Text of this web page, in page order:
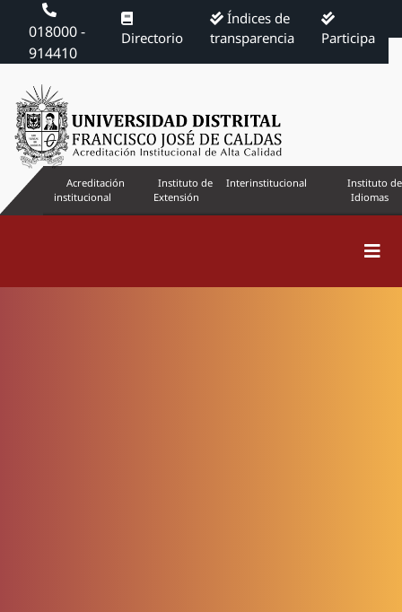
018000 -
914410
Directorio
Índices de
transparencia
Participa
Acreditación
institucional
Instituto de
Extensión
Interinstitucional
Instituto de
Idiomas